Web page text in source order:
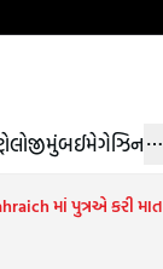
મુંબઈમેગેઝિન
માં પુત્રએ કરી